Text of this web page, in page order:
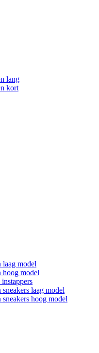
lang
kort
laag model
hoog model
sneakers laag model
sneakers hoog model